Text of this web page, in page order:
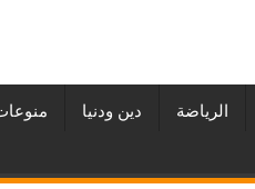
الرياضة دين ودنيا